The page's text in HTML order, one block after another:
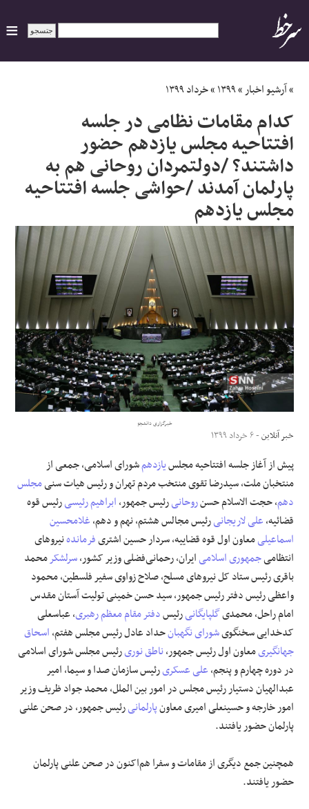
ایران
سیاسی
اقتصاد
ورزشی
جهان
اجتماعی
حوادث
علوم و فن آوری
فرهنگی و هنری
مقالات
»آرشیو اخبار»۱۳۹۹»خرداد ۱۳۹۹
کدام مقامات نظامی در جلسه
افتتاحیه مجلس یازدهم حضور
داشتند؟ /دولتمردان روحانی هم به
پارلمان آمدند /حواشی جلسه افتتاحیه
مجلس یازدهم
خبرگزاری دانشجو
خبر آنلاین- ۶ خرداد ۱۳۹۹
پیش از آغاز جلسه افتتاحیه مجلسیازدهمشورای اسلامی، جمعی از
منتخبان ملت، سیدرضا تقوی منتخب مردم تهران و رئیس هیات سنیمجلس
دهم، حجت الاسلام حسنروحانیرئیس جمهور،ابراهیم رئیسیرئیس قوه
قضائیه،علی لاریجانیرئیس مجالس هشتم، نهم و دهم،غلامحسین
اسماعیلیمعاون اول قوه قضاییه، سردار حسین اشتریفرماندهنیروهای
انتظامیجمهوری اسلامیایران، رحمانی‌فضلی وزیر کشور،سرلشکرمحمد
باقری رئیس ستاد کل نیروهای مسلح، صلاح زواوی سفیر فلسطین، محمود
واعظی رئیس دفتر رئیس جمهور، سید حسن خمینی تولیت آستان مقدس
امام راحل، محمدیگلپایگانیرئیسدفتر مقام معظم رهبری، عباسعلی
کدخدایی سخنگویشورای نگهبانحداد عادل رئیس مجلس هفتم،اسحاق
جهانگیریمعاون اول رئیس جمهور،ناطق نوریرئیس مجلس شورای اسلامی
در دوره چهارم و پنجم،علی عسکریرئیس سازمان صدا و سیما، امیر
عبدالهیان دستیار رئیس مجلس در امور بین الملل، محمد جواد ظریف وزیر
امور خارجه و حسینعلی امیری معاونپارلمانیرئیس جمهور، در صحن علنی
پارلمان حضور یافتند.
همچنین جمع دیگری از مقامات و سفرا هم‌اکنون در صحن علنی پارلمان
حضور یافتند.